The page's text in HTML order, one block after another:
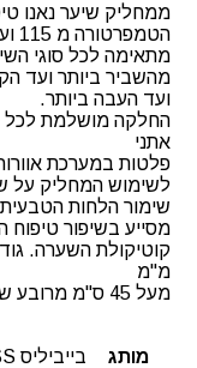
ממחליק שיער נאנו
מתאימה לכל סוגי
מהשביר ביותר ועד
ועד העבה ביותר.
החלקה מושלמת לכל
אתני
פלטות במערכת
לשימוש המחליק על
שימור הלחות
מסייע בשיפור טיפוח
מ"מ
מעל 45 ס"מ מרובע של משטח החלקה
מותג בייביליס BABYLISS